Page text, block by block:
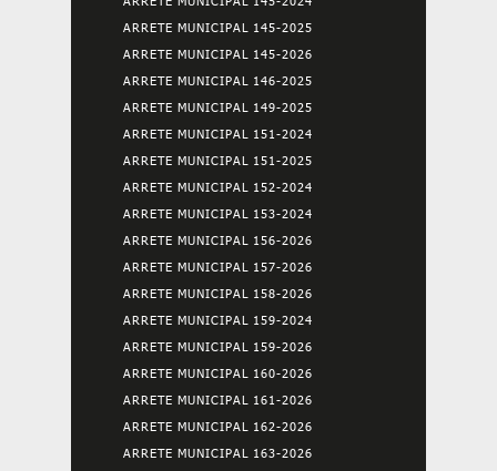
ARRETE MUNICIPAL 145-2025
ARRETE MUNICIPAL 145-2026
ARRETE MUNICIPAL 146-2025
ARRETE MUNICIPAL 149-2025
ARRETE MUNICIPAL 151-2024
ARRETE MUNICIPAL 151-2025
ARRETE MUNICIPAL 152-2024
ARRETE MUNICIPAL 153-2024
ARRETE MUNICIPAL 156-2026
ARRETE MUNICIPAL 157-2026
ARRETE MUNICIPAL 158-2026
ARRETE MUNICIPAL 159-2024
ARRETE MUNICIPAL 159-2026
ARRETE MUNICIPAL 160-2026
ARRETE MUNICIPAL 161-2026
ARRETE MUNICIPAL 162-2026
ARRETE MUNICIPAL 163-2026